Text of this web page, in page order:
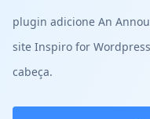
plugin adicione An
site Inspiro for
cabeça.